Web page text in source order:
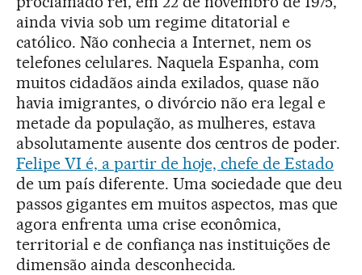
ainda vivia sob um regime ditatorial e
católico. Não conhecia a Internet, nem os
telefones celulares. Naquela Espanha, com
muitos cidadãos ainda exilados, quase não
havia imigrantes, o divórcio não era legal e
metade da população, as mulheres, estava
absolutamente ausente dos centros de poder.
Felipe VI é, a partir de hoje, chefe de Estado
de um país diferente. Uma sociedade que deu
passos gigantes em muitos aspectos, mas que
agora enfrenta uma crise econômica,
territorial e de confiança nas instituições de
dimensão ainda desconhecida.